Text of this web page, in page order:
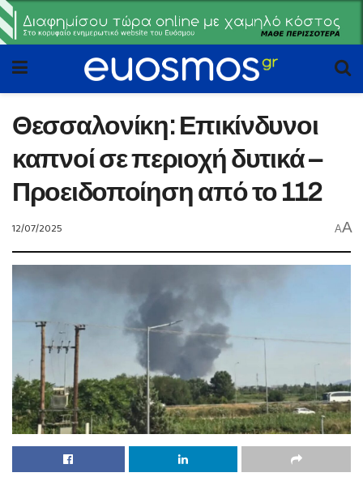
Θεσσαλονίκη: Επικίνδυνοι
καπνοί σε περιοχή δυτικά –
Προειδοποίηση από το 112
12/07/2025 AA